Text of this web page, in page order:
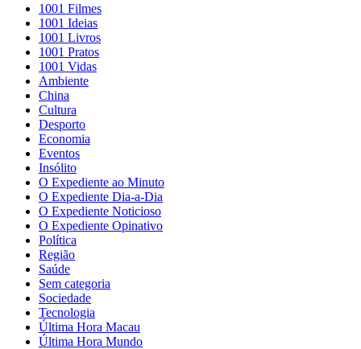
1001 Filmes
1001 Ideias
1001 Livros
1001 Pratos
1001 Vidas
Ambiente
China
Cultura
Desporto
Economia
Eventos
Insólito
O Expediente ao Minuto
O Expediente Dia-a-Dia
O Expediente Noticioso
O Expediente Opinativo
Política
Região
Saúde
Sem categoria
Sociedade
Tecnologia
Última Hora Macau
Última Hora Mundo